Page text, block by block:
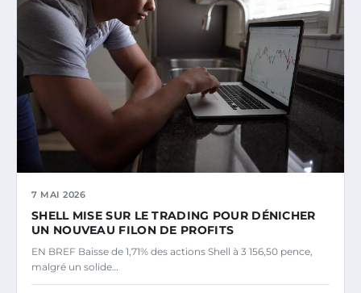
7 MAI 2026
SHELL MISE SUR LE TRADING POUR DÉNICHER
UN NOUVEAU FILON DE PROFITS
EN BREF Baisse de 1,71% des actions Shell à 3 156,50 pence,
malgré un solide…